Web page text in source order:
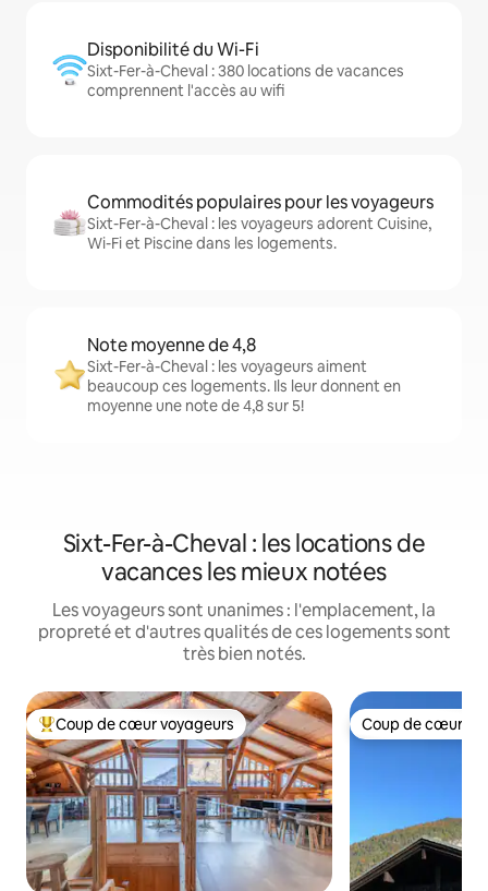
Disponibilité du Wi-Fi
Sixt-Fer-à-Cheval : 380 locations de vacances
comprennent l'accès au wifi
Commodités populaires pour les voyageurs
Sixt-Fer-à-Cheval : les voyageurs adorent Cuisine,
Wi-Fi et Piscine dans les logements.
Note moyenne de 4,8
Sixt-Fer-à-Cheval : les voyageurs aiment
beaucoup ces logements. Ils leur donnent en
moyenne une note de 4,8 sur 5!
Sixt-Fer-à-Cheval : les locations de
vacances les mieux notées
Les voyageurs sont unanimes : l'emplacement, la
propreté et d'autres qualités de ces logements sont
très bien notés.
Coup de cœur voyageurs parmi les plus aimés
Coup de cœur voyageurs Coup de cœur
Coup de cœur